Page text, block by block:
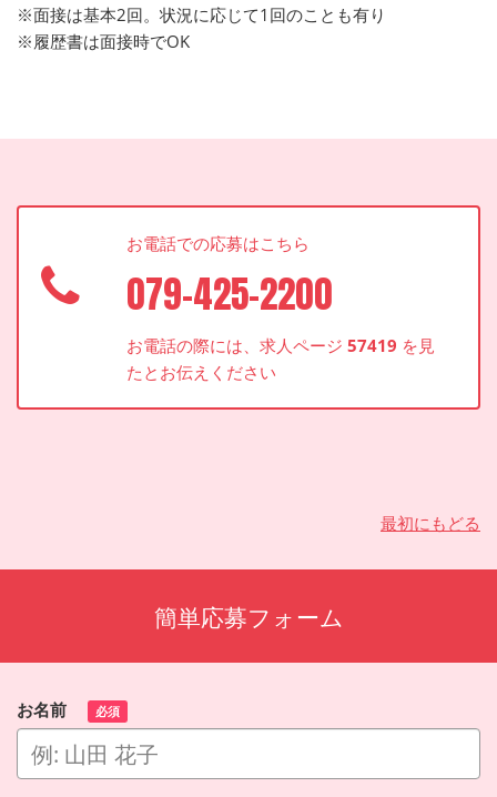
※面接は基本2回。状況に応じて1回のことも有り
※履歴書は面接時でOK
お電話での応募はこちら
079-425-2200
お電話の際には、求人ページ57419 を見
たとお伝えください
最初にもどる
簡単応募フォーム
お名前 必須